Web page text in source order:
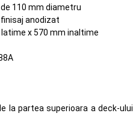
110 mm diametru
anodizat
latime x 570 mm inaltime
la partea superioara a deck-ului